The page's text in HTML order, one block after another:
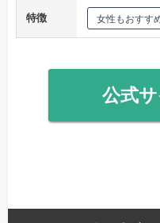
特徴 女性もおすす
公式